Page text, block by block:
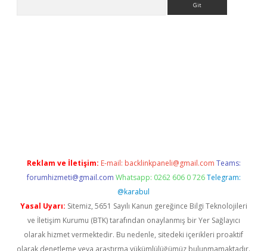
Reklam ve İletişim: E-mail: backlinkpaneli@gmail.com Teams:
forumhizmeti@gmail.com Whatsapp: 0262 606 0 726 Telegram:
@karabul
Yasal Uyarı: Sitemiz, 5651 Sayılı Kanun gereğince Bilgi Teknolojileri
ve İletişim Kurumu (BTK) tarafından onaylanmış bir Yer Sağlayıcı
olarak hizmet vermektedir. Bu nedenle, sitedeki içerikleri proaktif
olarak denetleme veya araştırma yükümlülüğümüz bulunmamaktadır.